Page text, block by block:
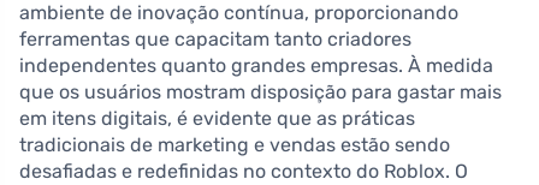
ambiente de inovação contínua, proporcionando
ferramentas que capacitam tanto criadores
independentes quanto grandes empresas. À medida
que os usuários mostram disposição para gastar mais
em itens digitais, é evidente que as práticas
tradicionais de marketing e vendas estão sendo
desafiadas e redefinidas no contexto do Roblox. O